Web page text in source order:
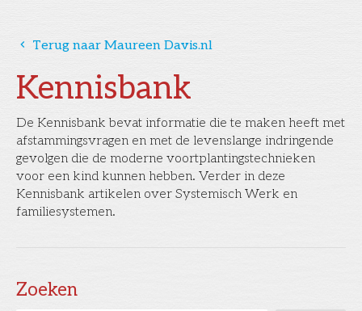
Kennisbank
De Kennisbank bevat informatie die te maken heeft met
afstammingsvragen en met de levenslange indringende
gevolgen die de moderne voortplantingstechnieken
voor een kind kunnen hebben. Verder in deze
Kennisbank artikelen over Systemisch Werk en
familiesystemen.
Zoeken
󰅁 Terug naar Maureen Davis.nl